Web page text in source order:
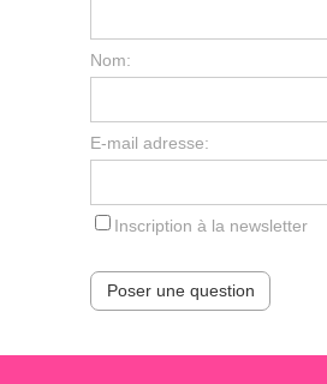
Nom:
E-mail adresse:
Inscription à la newsletter
Poser une question